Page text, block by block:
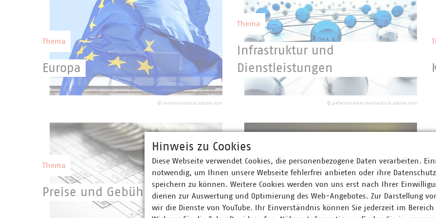
Wettbewerbsfähigkeit Deutschlands.
Thema
Europa
Eine starke kommunale Selbstverwaltung
mit starken kommunalen Unternehmen
erfolgreich um.
© moonrun/stock.adobe.com
Thema
Infrastruktur und
Dienstleistungen
Die kommunalen Unternehmen betreiben
ein riesiges Infrastrukturnetzwerk und
© peterschreiber.media/stock.adobe.com
Thema
Preise und Gebühren
Thema
Recht
Hinweis zu Cookies
Diese Webseite verwendet Cookies, die personenbezogene Daten verarbeiten.
notwendig, um Ihnen unsere Webseite fehlerfrei anbieten oder ihre
speichern zu können. Weitere Cookies werden von uns erst nach Ihrer
dienen zur Auswertung und Optimierung des Web-Angebotes. Zur Darstellung
wir die Dienste von YouTube. Ihr Einverständnis können Sie jederzeit im